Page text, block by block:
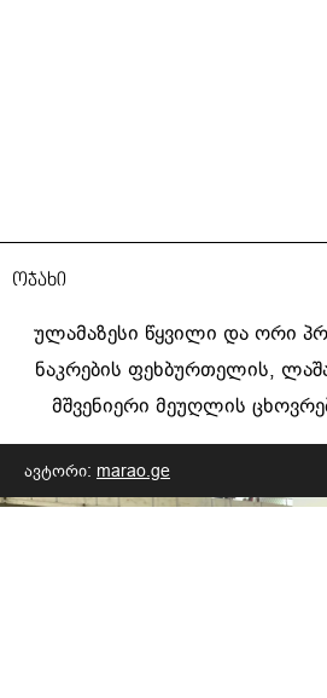
ოჯახი
ულამაზესი წყვილი და ორი
ნაკრების ფეხბურთელის,
მშვენიერი მეუღლის
ავტორი: marao.ge